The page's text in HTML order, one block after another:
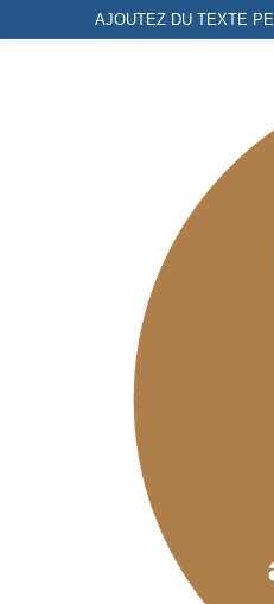
au
AJOUTEZ DU TEXTE